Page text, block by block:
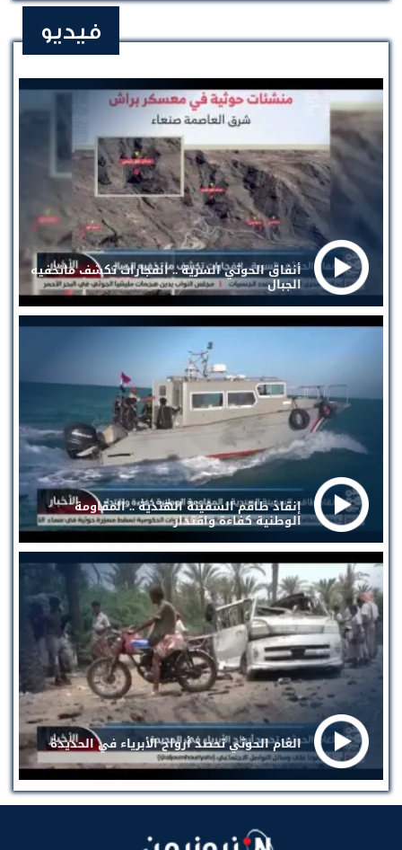
فيديو
أنفاق الحوثي السرية .. انفجارات تكشف ماتخفيه
الجبال
إنقاذ طاقم السفينة الهندية .. المقاومة
الوطنية كفاءة واقتدار
الغام الحوثي تحصد أرواح الأبرياء في الحديدة